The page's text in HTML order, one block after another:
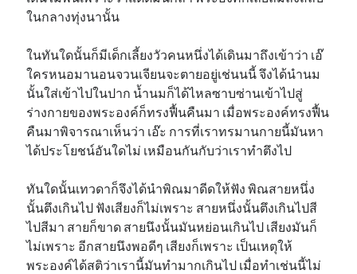
ในกลางทุ่งนานั้น
ในทันใดนั้นก็มีเด็กเลี้ยงวัวคนหนึ่งได้เดินมาถึงเข้าว่า เอ๊
ใครหนอมานอนจวนเจียนจะตายอยู่เช่นนนี้ จึงได้นำนม
นั้นใส่เข้าไปในปาก น้ำนมก็ได้ไหลซาบซ่านเข้าไปสู่
ร่างกายของพระองค์ก็ทรงฟื้นคืนมา เมื่อพระองค์ทรงฟื้น
คืนมาพิจารณาเห็นว่า เอ๊ะ การที่เราทรมานกายนี้มันหา
ได้ประโยชน์อันใดไม่ เหมือนกันกับว่าเราทำตึงไป
ทันใดนั้นเทวดาก็จึงได้นำพิณมาดีดให้ฟัง พิณสายหนึ่ง
นั้นตึงเกินไป ฟังเสียงก็ไม่เพราะ สายหนึ่งนั้นตึงเกินไปสี
ไปสีมา สายก็ขาด สายนึงนั้นมันหย่อนเกินไป เสียงมันก็
ไม่เพราะ อีกสายนึงพอดีๆ เสียงก็เพราะ เป็นเหตุให้
พระองค์ได้สติว่าเรานี้มันทำมากเกินไป เมื่อทำเช่นนี้ไม่